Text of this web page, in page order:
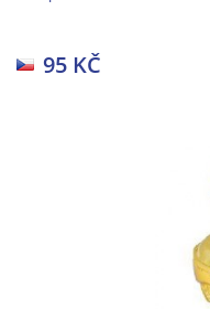
95 KČ